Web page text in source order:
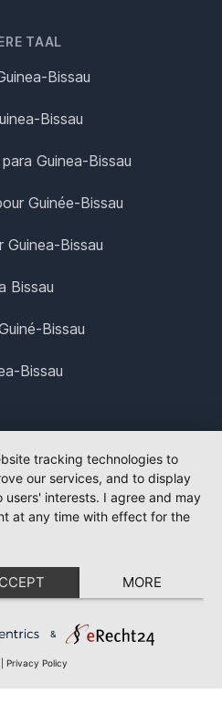
TAAL
Bissau
Bissau
Guinea-Bissau
Guinée-Bissau
Guinea-Bissau
Bissau
Bissau
Bissau
tracking technologies to
our services, and to display
interests. I agree and may
at any time with effect for the
MORE
&
Privacy Policy